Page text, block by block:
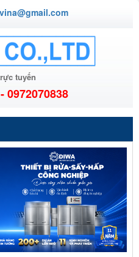
tuyến
0972070838